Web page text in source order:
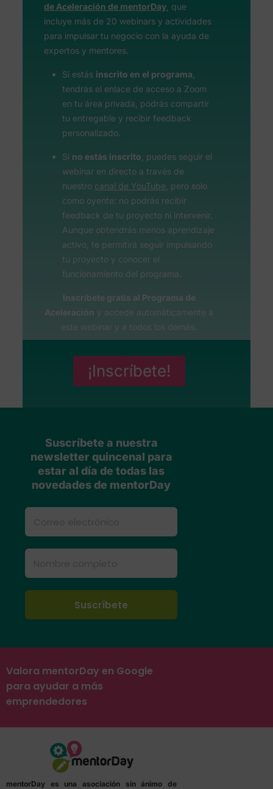
de Aceleración de mentorDay, que
incluye más de 20 webinars y actividades
para impulsar tu negocio con la ayuda de
expertos y mentores.
Si estás inscrito en el programa
tendrás el enlace de acceso a Zoom
en tu área privada, podrás compartir
tu entregable y recibir feedback
personalizado.
Si no estás inscrito , puedes seguir el
webinar en directo a través de
nuestro canal de YouTube , pero solo
como oyente: no podrás recibir
feedback de tu proyecto ni intervenir.
Aunque obtendrás menos aprendizaje
activo, te permitirá seguir impulsando
tu proyecto y conocer el
funcionamiento del programa.
Inscríbete gratis al Programa de
Aceleración y accede automáticamente a
este webinar y a todos los demás.
¡Inscríbete!
Suscríbete a nuestra
newsletter quincenal para
estar al día de todas las
novedades de mentorDay
Valora mentorDay en Google
para ayudar a más
emprendedores
mentorDay es una asociación sin ánimo de